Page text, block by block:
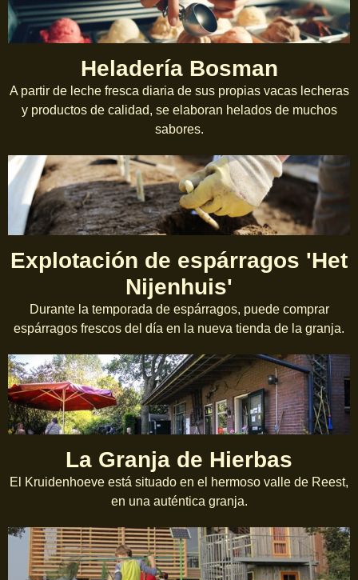
Heladería Bosman
A partir de leche fresca diaria de sus propias vacas lecheras
y productos de calidad, se elaboran helados de muchos
sabores.
Explotación de espárragos 'Het
Nijenhuis'
Durante la temporada de espárragos, puede comprar
espárragos frescos del día en la nueva tienda de la granja.
La Granja de Hierbas
El Kruidenhoeve está situado en el hermoso valle de Reest,
en una auténtica granja.